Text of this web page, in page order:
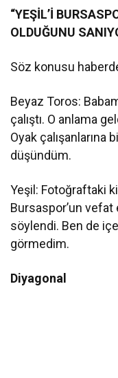
“YEŞİL’İ
OLDUĞUNU
Söz konusu
Beyaz Toros:
çalıştı. O anlama
Oyak çalışanlarına
düşündüm.
Yeşil: Fotoğraftaki
Bursaspor’un
söylendi. Ben de
görmedim.
Diyagonal